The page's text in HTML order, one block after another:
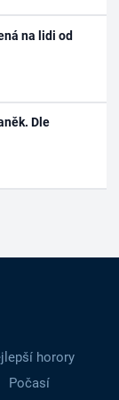
na lidi od
Dle
horory
Počasí